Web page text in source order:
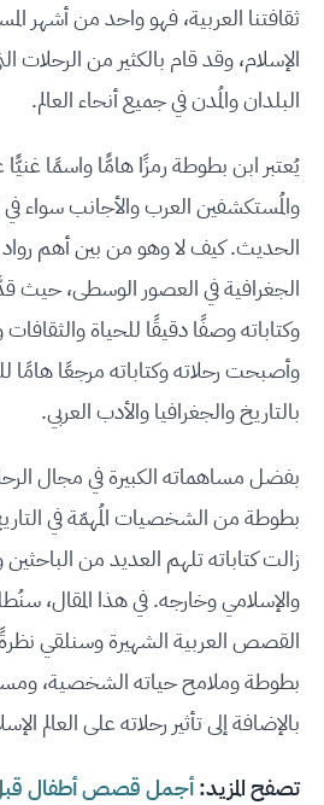
ثقافتنا العربية، فهو واحد من أشهر
الإسلام، وقد قام بالكثير من
البلدان والمُدن في جميع أنحاء العالم.
يُعتبر ابن بطوطة رمزًا هامًّا واسمًا
والمُستكشفين العرب والأجانب سواء في
الحديث. كيف لا وهو من بين أهم
الجغرافية في العصور الوسطى، حيث
وكتاباته وصفًا دقيقًا للحياة والثقافات
وأصبحت رحلاته وكتاباته مرجعًا هامًا
بالتاريخ والجغرافيا والأدب العربي.
بفضل مساهماته الكبيرة في مجال
بطوطة من الشخصيات المُهمّة في
زالت كتاباته تلهم العديد من الباحثين
والإسلامي وخارجه. في هذا المقال،
القصص العربية الشهيرة وسنلقي
بطوطة وملامح حياته الشخصية،
بالإضافة إلى تأثير رحلاته على العالم
تصفح المزيد:أجمل قصص أطفال